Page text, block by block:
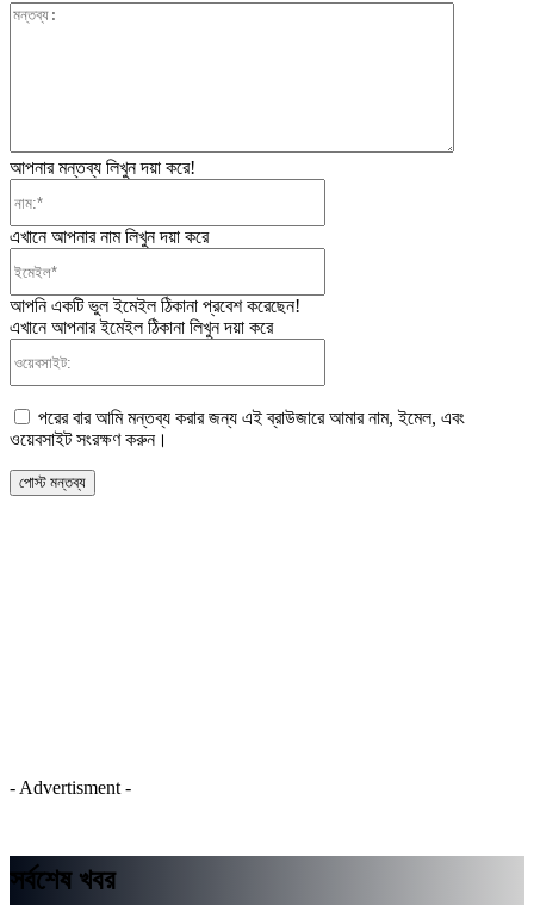
আপনার মন্তব্য লিখুন দয়া করে!
এখানে আপনার নাম লিখুন দয়া করে
আপনি একটি ভুল ইমেইল ঠিকানা প্রবেশ করেছেন!
এখানে আপনার ইমেইল ঠিকানা লিখুন দয়া করে
পরের বার আমি মন্তব্য করার জন্য এই ব্রাউজারে আমার নাম, ইমেল, এবং
ওয়েবসাইট সংরক্ষণ করুন।
- Advertisment -
সর্বশেষ খবর